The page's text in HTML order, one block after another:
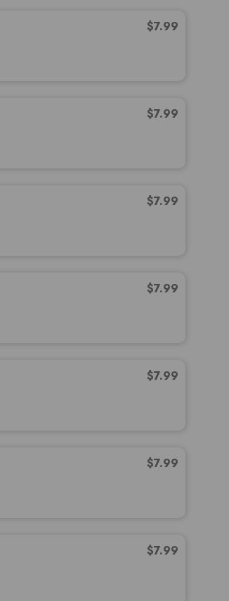
$7.99
$7.99
$7.99
$7.99
$7.99
$7.99
$7.99